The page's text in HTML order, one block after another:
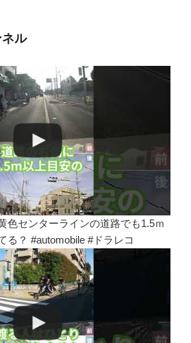
ル
色センターラインの道路でも1.5ｍ
る？ #automobile #ドラレコ